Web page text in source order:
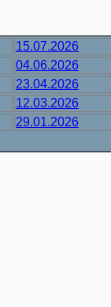
15.07.2026
04.06.2026
23.04.2026
12.03.2026
29.01.2026